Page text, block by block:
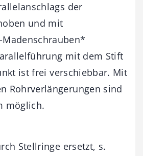
der
und mit
mit dem Stift
ist frei verschiebbar. Mit
Rohrverlängerungen sind
möglich.
Stellringe ersetzt, s.